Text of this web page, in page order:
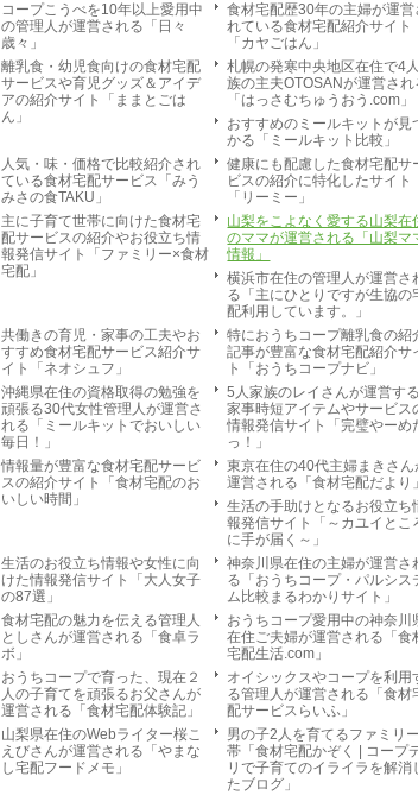
コープこうべを10年以上愛用中
の管理人が運営される「日々
歳々」
食材宅配歴30年の主婦が運営
れている食材宅配紹介サイト
「カヤごはん」
離乳食・幼児食向けの食材宅配
サービスや育児グッズ＆アイデ
アの紹介サイト「ままとごは
ん」
札幌の発寒中央地区在住で4
族の主夫OTOSANが運営され
「はっさむちゅうおう.com」
おすすめのミールキットが見
かる「ミールキット比較」
人気・味・価格で比較紹介され
ている食材宅配サービス「みう
みさの食TAKU」
健康にも配慮した食材宅配サ
ビスの紹介に特化したサイト
「リーミー」
主に子育て世帯に向けた食材宅
配サービスの紹介やお役立ち情
報発信サイト「ファミリー×食材
宅配」
山梨をこよなく愛する山梨在
のママが運営される「山梨マ
情報」
横浜市在住の管理人が運営さ
る「主にひとりですが生協の
配利用しています。」
共働きの育児・家事の工夫やお
すすめ食材宅配サービス紹介サ
イト「ネオシュフ」
特におうちコープ離乳食の紹
記事が豊富な食材宅配紹介サ
ト「おうちコープナビ」
沖縄県在住の資格取得の勉強を
頑張る30代女性管理人が運営さ
れる「ミールキットでおいしい
毎日！」
5人家族のレイさんが運営する
家事時短アイテムやサービス
情報発信サイト「完璧やーめ
っ！」
情報量が豊富な食材宅配サービ
スの紹介サイト「食材宅配のお
いしい時間」
東京在住の40代主婦まきさん
運営される「食材宅配だより」
生活の手助けとなるお役立ち
報発信サイト「～カユイとこ
に手が届く～」
生活のお役立ち情報や女性に向
けた情報発信サイト「大人女子
の87選」
神奈川県在住の主婦が運営さ
る「おうちコープ・パルシス
ム比較まるわかりサイト」
食材宅配の魅力を伝える管理人
としさんが運営される「食卓ラ
ボ」
おうちコープ愛用中の神奈川
在住ご夫婦が運営される「食
宅配生活.com」
おうちコープで育った、現在２
人の子育てを頑張るお父さんが
運営される「食材宅配体験記」
オイシックスやコープを利用
る管理人が運営される「食材
配サービスらいふ」
山梨県在住のWebライター桜こ
えびさんが運営される「やまな
し宅配フードメモ」
男の子2人を育てるファミリ
帯「食材宅配かぞく | コープ
リで子育てのイライラを解消
たブログ」